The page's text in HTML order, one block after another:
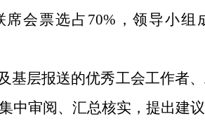
会票选占70%，领导小组
基层报送的优秀工会工作者
中审阅、汇总核实，提出建